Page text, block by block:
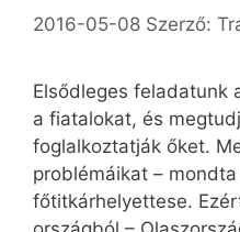
2016-05-08 Szerző:
Elsődleges feladatunk
a fiatalokat, és
foglalkoztatják őket.
problémáikat – mondta
főtitkárhelyettese.